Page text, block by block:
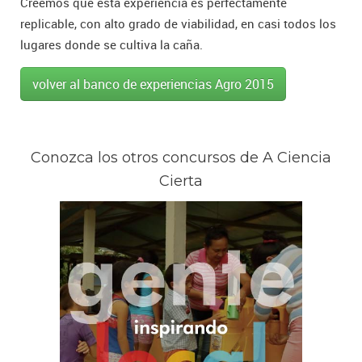
replicable, con alto grado de viabilidad, en casi todos los
lugares donde se cultiva la caña.
volver al banco de experiencias Agro 2015
Conozca los otros concursos de A Ciencia
Cierta